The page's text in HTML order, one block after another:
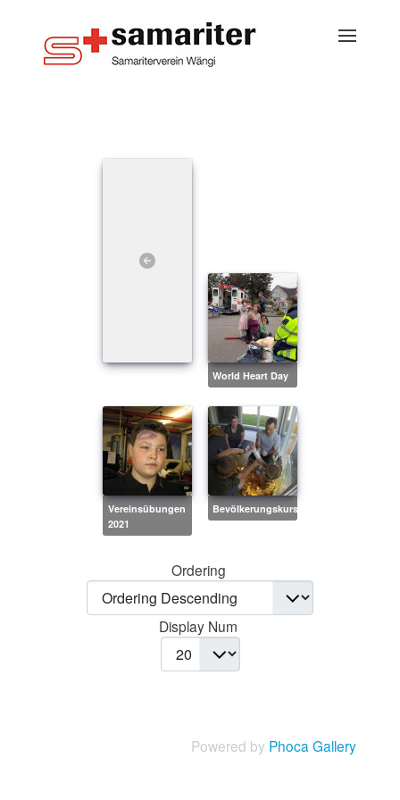
World Heart Day
Vereinsübungen
2021
Bevölkerungskurse
Ordering
Display Num
Powered by Phoca Gallery